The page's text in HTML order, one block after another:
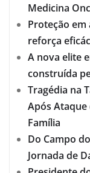
Medicina
Proteção em
reforça
A nova elite
construída
Tragédia na
Após Ataque
Família
Do Campo
Jornada de